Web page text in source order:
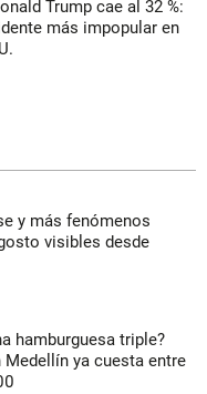
Trump cae al 32 %:
más impopular en
y más fenómenos
visibles desde
hamburguesa triple?
Medellín ya cuesta entre